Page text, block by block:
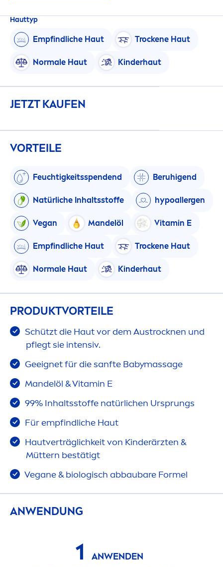
Hauttyp
Empfindliche Haut Trockene Haut
Normale Haut Kinderhaut
JETZT KAUFEN
VORTEILE
Feuchtigkeitsspendend Beruhigend
Natürliche Inhaltsstoffe hypoallergen
Vegan Mandelöl Vitamin E
Empfindliche Haut Trockene Haut
Normale Haut Kinderhaut
PRODUKTVORTEILE
Schützt die Haut vor dem Austrocknen und
pflegt sie intensiv.
Geeignet für die sanfte Babymassage
Mandelöl &Vitamin E
99% Inhaltsstoffe natürlichen Ursprungs
Für empfindliche Haut
Hautverträglichkeit von Kinderärzten &
Müttern bestätigt
Vegane & biologisch abbaubare Formel
ANWENDUNG
1
ANWENDEN